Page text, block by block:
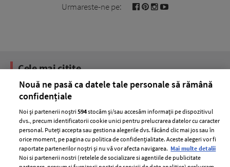
Urmareste-ne pe:
Cele mai citite
BEAUTY BEAUTY TIPS
7 uleiuri care stimulează creșterea rapidă a
părului
Nouă ne pasă ca datele tale personale să rămână
confidențiale
Noi și partenerii noștri594stocăm și/sau accesăm informații pe dispozitivul
dvs., precum identificatorii cookie unici pentru prelucrarea datelor cu caracter
personal. Puteți accepta sau gestiona alegerile dvs. făcând clic mai jos sau în
orice moment, pe pagina cu politica de confidențialitate. Aceste alegeri vor fi
raportate partenerilor noștri și nu vă vor afecta navigarea. Mai multe detalii
Noi si partenerii nostri (retelele de socializare si agentiile de publicitate